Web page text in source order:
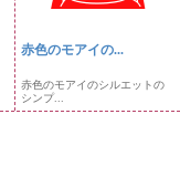
赤色のモアイの...
赤色のモアイのシルエットの
シンプ...